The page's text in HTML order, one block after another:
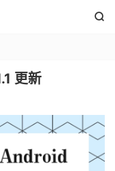

更新